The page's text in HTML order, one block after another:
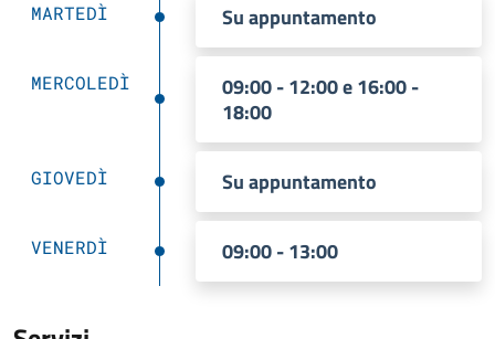
MARTEDÌ Su appuntamento
MERCOLEDÌ
09:00 - 12:00 e 16:00 -
18:00
GIOVEDÌ Su appuntamento
VENERDÌ 09:00 - 13:00